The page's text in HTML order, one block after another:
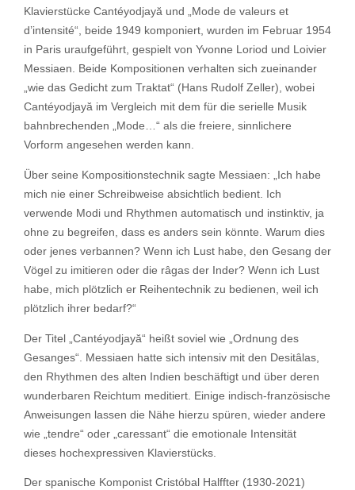
Klavierstücke Cantéyodjayă und „Mode de valeurs et
d’intensité“, beide 1949 komponiert, wurden im Februar 1954
in Paris uraufgeführt, gespielt von Yvonne Loriod und Loivier
Messiaen. Beide Kompositionen verhalten sich zueinander
„wie das Gedicht zum Traktat“ (Hans Rudolf Zeller), wobei
Cantéyodjayă im Vergleich mit dem für die serielle Musik
bahnbrechenden „Mode…“ als die freiere, sinnlichere
Vorform angesehen werden kann.
Über seine Kompositionstechnik sagte Messiaen: „Ich habe
mich nie einer Schreibweise absichtlich bedient. Ich
verwende Modi und Rhythmen automatisch und instinktiv, ja
ohne zu begreifen, dass es anders sein könnte. Warum dies
oder jenes verbannen? Wenn ich Lust habe, den Gesang der
Vögel zu imitieren oder die râgas der Inder? Wenn ich Lust
habe, mich plötzlich er Reihentechnik zu bedienen, weil ich
plötzlich ihrer bedarf?“
Der Titel „Cantéyodjayă“ heißt soviel wie „Ordnung des
Gesanges“. Messiaen hatte sich intensiv mit den Desitâlas,
den Rhythmen des alten Indien beschäftigt und über deren
wunderbaren Reichtum meditiert. Einige indisch-französische
Anweisungen lassen die Nähe hierzu spüren, wieder andere
wie „tendre“ oder „caressant“ die emotionale Intensität
dieses hochexpressiven Klavierstücks.
Der spanische Komponist Cristóbal Halffter (1930-2021)